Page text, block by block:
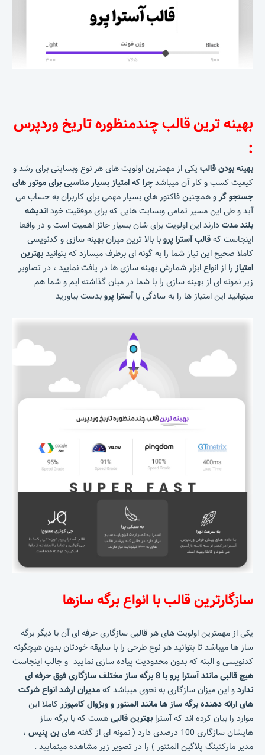
بهینه ترین قالب چندمنظوره تاریخ وردپرس
:
بهینه بودن قالب یکی از مهمترین اولویت های هر نوع وبسایتی برای رشد و
کیفیت کسب و کار آن میباشدچرا که امتیاز بسیار مناسبی برای موتور های
جستجو گرو همچنین فاکتور های بسیار مهمی برای کاربران به حساب می
آید و طی این مسیر تمامی وبسایت هایی که برای موفقیت خوداندیشه
بلند مدت دارند این اولویت برای شان بسیار حائز اهمیت است و در واقعا
اینجاست کهقالب آسترا پروبا بالا ترین میزان بهینه سازی و کدنویسی
کاملا صحیح این نیاز شما را به گونه ای برطرف میسازد که بتوانیدبهترین
امتیازرا از انواع ابزار شمارش بهینه سازی ها در یافت نمایید ، در تصاویر
زیر نمونه ای از بهینه سازی را با شما در میان گذاشته ایم و شما هم
میتوانید این امتیاز ها را به سادگی باآسترا پروبدست بیاورید
سازگارترین قالب با انواع برگه سازها
یکی از مهمترین اولویت های هر قالبی سازگاری حرفه ای آن با دیگر برگه
ساز ها میباشد تا بتوانید هر نوع طرحی را با سلیقه خودتان بدون هیچگونه
کدنویسی و البته که بدون محدودیت پیاده سازی نمایید و جالب اینجاست
هیچ قالبی مانند آسترا پرو با 8 برگه ساز مختلف سازگاری فوق حرفه ای
نداردو این میزان سازگاری به نحوی میباشد کهمدیران ارشد انواع شرکت
های ارائه دهنده برگه ساز ها مانند المنتور و ویژوال کامپوزرکاملا این
موارد را بیان کرده اند که آسترا بهترین قالبیهست که با برگه ساز
هایشان سازگاری 100 درصدی دارد ( نمونه ای از گفته های
بن پنیس ،
مدیر مارکتینگ پلاگین المنتور ) را در تصویر زیر مشاهده مینمایید .